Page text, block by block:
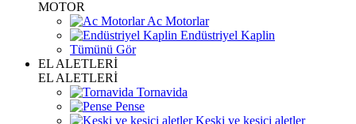
MOTOR
Ac Motorlar
Endüstriyel Kaplin
Tümünü Gör
EL ALETLERİ
EL ALETLERİ
Tornavida
Pense
Keski ve kesici aletler